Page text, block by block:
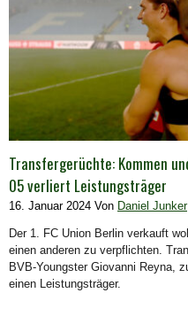
Transfergerüchte: Kommen
05 verliert Leistungsträger
16. Januar 2024 Von Daniel Junker
Der 1. FC Union Berlin verkauft
einen anderen zu verpflichten.
BVB-Youngster Giovanni Reyna,
einen Leistungsträger.